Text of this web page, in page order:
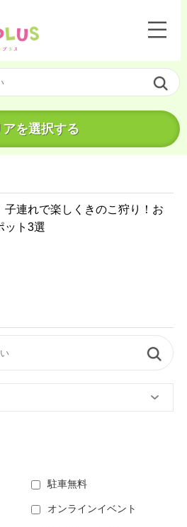
アを選択する
子連れで楽しくきのこ狩り！お
ット3選
駐車無料
オンラインイベント